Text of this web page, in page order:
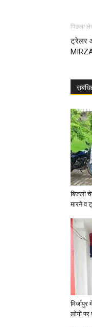
पिछला
ट्रेलर
बिजली
मारने व
लोगों पर